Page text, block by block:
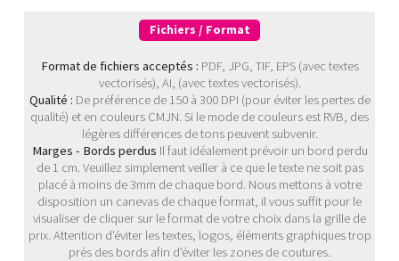
Fichiers / Format
Format de fichiers acceptés : PDF, JPG, TIF, EPS (avec textes
vectorisés), AI, (avec textes vectorisés).
Qualité : De préférence de 150 à 300 DPI (pour éviter les pertes de
qualité) et en couleurs CMJN. Si le mode de couleurs est RVB, des
légères différences de tons peuvent subvenir.
Marges - Bords perdus Il faut idéalement prévoir un bord perdu
de 1 cm. Veuillez simplement veiller à ce que le texte ne soit pas
placé à moins de 3mm de chaque bord. Nous mettons à votre
disposition un canevas de chaque format, il vous suffit pour le
visualiser de cliquer sur le format de votre choix dans la grille de
prix. Attention d'éviter les textes, logos, élèments graphiques trop
près des bords afin d'éviter les zones de coutures.